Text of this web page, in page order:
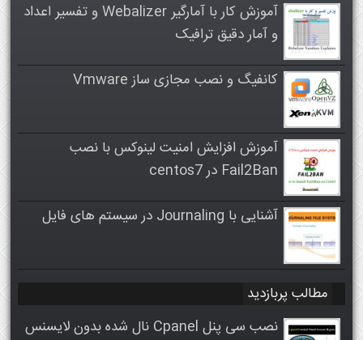
آموزش کار با آمارگیر Webalizer و تفسیر اعداد
و آمار دقیق ترافیک
کانفیگ و نصب مجازی ساز Vmware
آموزش افزایش امنیت لینوکس با نصب
Fail2Ban در centos7
آشنایی با Journaling در سیستم های فایل
مطالب پربازدید
نصب سی پنل Cpanel نال شده بدون لایسنس